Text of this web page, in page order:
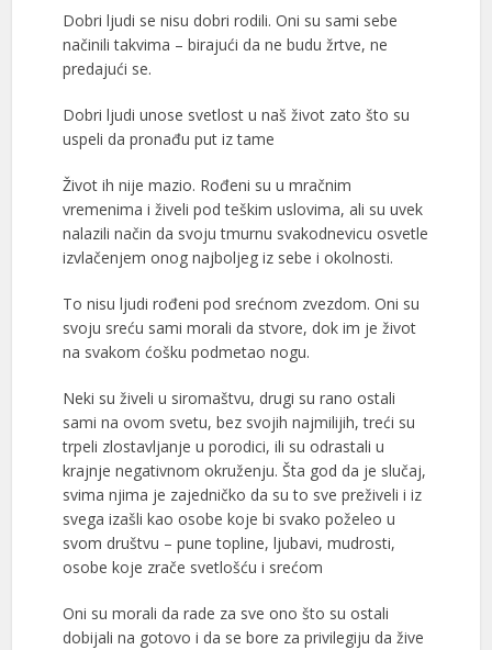
Dobri ljudi se nisu dobri rodili. Oni su sami sebe
načinili takvima – birajući da ne budu žrtve, ne
predajući se.
Dobri ljudi unose svetlost u naš život zato što su
uspeli da pronađu put iz tame
Život ih nije mazio. Rođeni su u mračnim
vremenima i živeli pod teškim uslovima, ali su uvek
nalazili način da svoju tmurnu svakodnevicu osvetle
izvlačenjem onog najboljeg iz sebe i okolnosti.
To nisu ljudi rođeni pod srećnom zvezdom. Oni su
svoju sreću sami morali da stvore, dok im je život
na svakom ćošku podmetao nogu.
Neki su živeli u siromaštvu, drugi su rano ostali
sami na ovom svetu, bez svojih najmilijih, treći su
trpeli zlostavljanje u porodici, ili su odrastali u
krajnje negativnom okruženju. Šta god da je slučaj,
svima njima je zajedničko da su to sve preživeli i iz
svega izašli kao osobe koje bi svako poželeo u
svom društvu – pune topline, ljubavi, mudrosti,
osobe koje zrače svetlošću i srećom
Oni su morali da rade za sve ono što su ostali
dobijali na gotovo i da se bore za privilegiju da žive